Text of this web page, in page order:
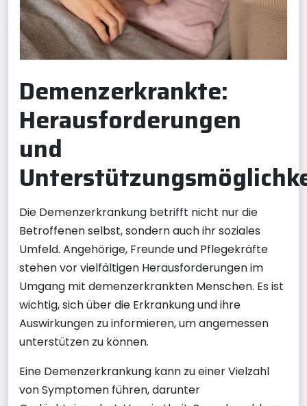
Demenzerkrankte:
Herausforderungen
und
Die Demenzerkrankung betrifft nicht nur die
Betroffenen selbst, sondern auch ihr soziales
Umfeld. Angehörige, Freunde und Pflegekräfte
stehen vor vielfältigen Herausforderungen im
Umgang mit demenzerkrankten Menschen. Es ist
wichtig, sich über die Erkrankung und ihre
Auswirkungen zu informieren, um angemessen
unterstützen zu können.
Eine Demenzerkrankung kann zu einer Vielzahl
von Symptomen führen, darunter